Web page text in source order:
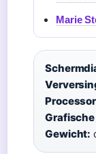
Marie
Gewicht: